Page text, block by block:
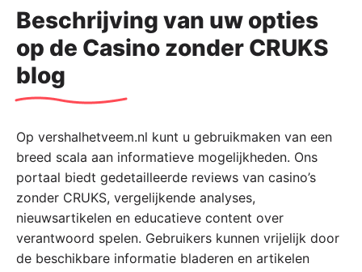
Beschrijving van uw opties
op de Casino zonder CRUKS
blog
Op vershalhetveem.nl kunt u gebruikmaken van een
breed scala aan informatieve mogelijkheden. Ons
portaal biedt gedetailleerde reviews van casino’s
zonder CRUKS, vergelijkende analyses,
nieuwsartikelen en educatieve content over
verantwoord spelen. Gebruikers kunnen vrijelijk door
de beschikbare informatie bladeren en artikelen